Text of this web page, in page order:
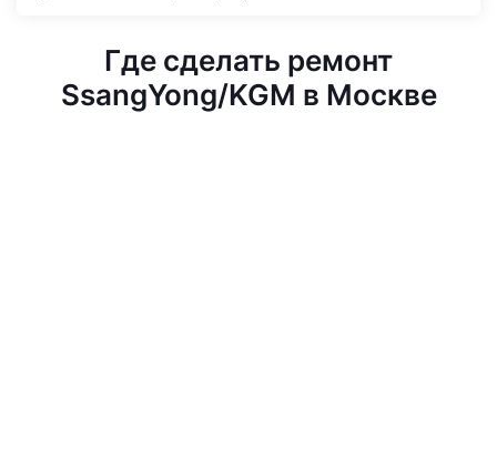
Где сделать ремонт
SsangYong/KGM в Москве